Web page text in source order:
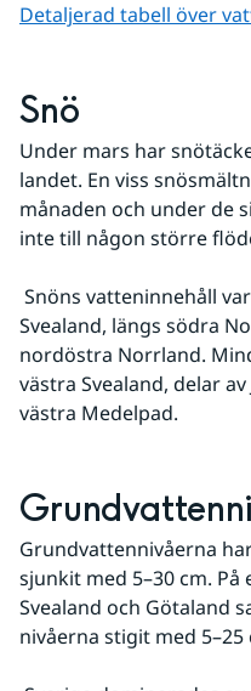
Detaljerad tabell över
Snö
Under mars har
landet. En viss
månaden och under de
inte till någon större
Svealand, längs södra
nordöstra Norrland.
västra Svealand, delar
västra Medelpad.
Grundvattennivåerna
sjunkit med 5–30 cm.
Svealand och Götaland
nivåerna stigit med 5–25